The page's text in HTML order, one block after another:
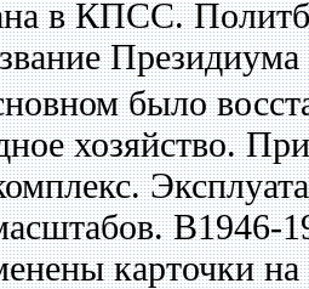
в КПСС.
было
хозяйство.
В1946-
карточки